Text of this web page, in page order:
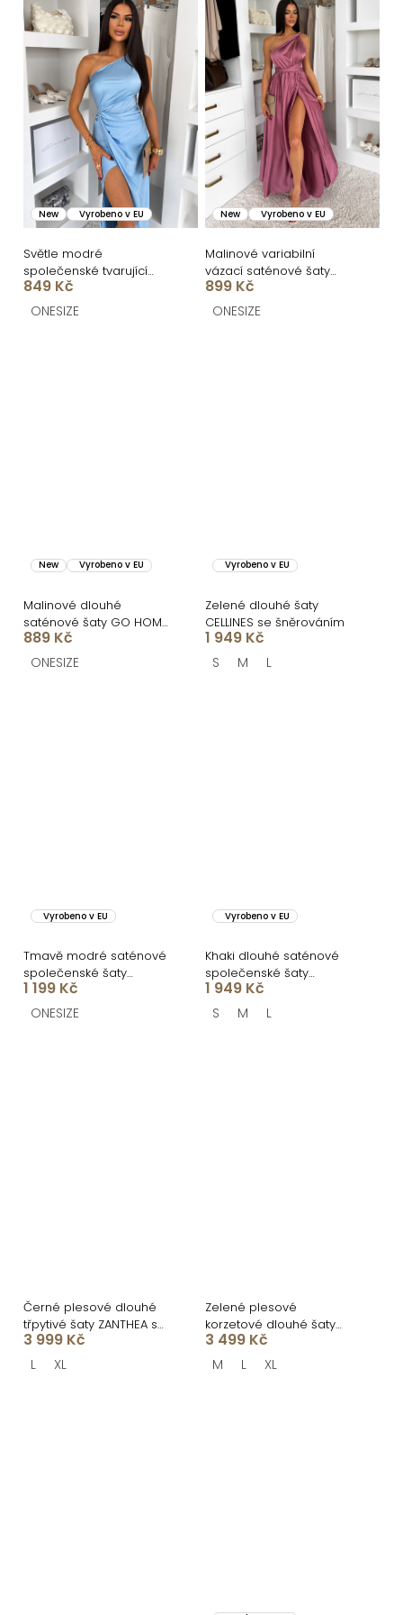
New Vyrobeno v EU
Světle modré
společenské tvarující
šaty FIAMMAR na jedno
rameno
849 Kč
ONESIZE
New Vyrobeno v EU
Malinové variabilní
vázací saténové šaty
899 Kč
ONESIZE
New Vyrobeno v EU
Malinové dlouhé
saténové šaty GO HOME
s krátkým rukávem a
rozparkem
889 Kč
ONESIZE
Vyrobeno v EU
Zelené dlouhé šaty
CELLINES se šněrováním
1 949 Kč
S M L
Vyrobeno v EU
Tmavě modré saténové
společenské šaty
ATHEMA
1 199 Kč
ONESIZE
Vyrobeno v EU
Khaki dlouhé saténové
společenské šaty
CELLINES
1 949 Kč
S M L
Černé plesové dlouhé
třpytivé šaty ZANTHEA s
korzetem
3 999 Kč
L XL
Zelené plesové
korzetové dlouhé šaty
CELYNDRA s vlečkou
3 499 Kč
M L XL